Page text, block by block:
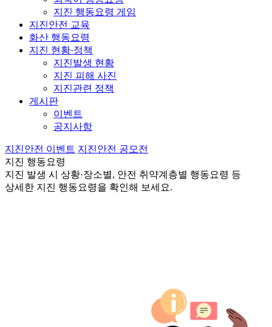
지진 행동요령 게임
지진안전 교육
화산 행동요령
지진 현황·정책
지진발생 현황
지진 피해 사진
지진관련 정책
게시판
이벤트
공지사항
지진안전 이벤트 지진안전 공모전
지진 행동요령
지진 발생 시 상황·장소별, 안전 취약계층별 행동요령 등
상세한 지진 행동요령을 확인해 보세요.